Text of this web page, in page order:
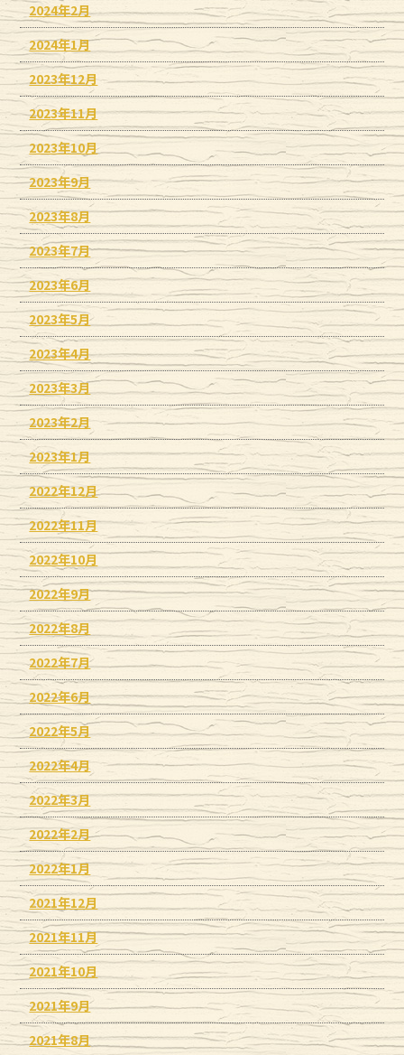
2024年2月
2024年1月
2023年12月
2023年11月
2023年10月
2023年9月
2023年8月
2023年7月
2023年6月
2023年5月
2023年4月
2023年3月
2023年2月
2023年1月
2022年12月
2022年11月
2022年10月
2022年9月
2022年8月
2022年7月
2022年6月
2022年5月
2022年4月
2022年3月
2022年2月
2022年1月
2021年12月
2021年11月
2021年10月
2021年9月
2021年8月